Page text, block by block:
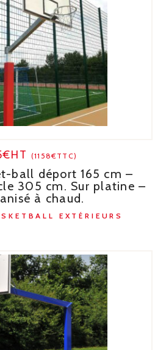
(1158€TTC)
ball déport 165 cm –
305 cm. Sur platine –
à chaud.
EXTÉRIEURS